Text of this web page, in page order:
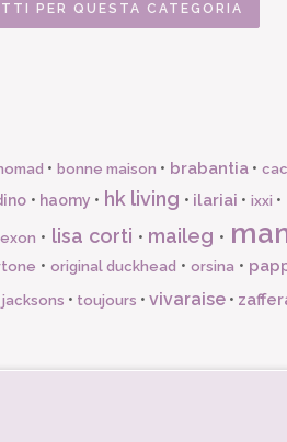
PER QUESTA CATEGORIA
• bonne maison • brabantia•
• haomy • hk living • ilariai • ixxi •
• lisa corti • maileg •
• original duckhead • orsina •
• toujours • vivaraise •